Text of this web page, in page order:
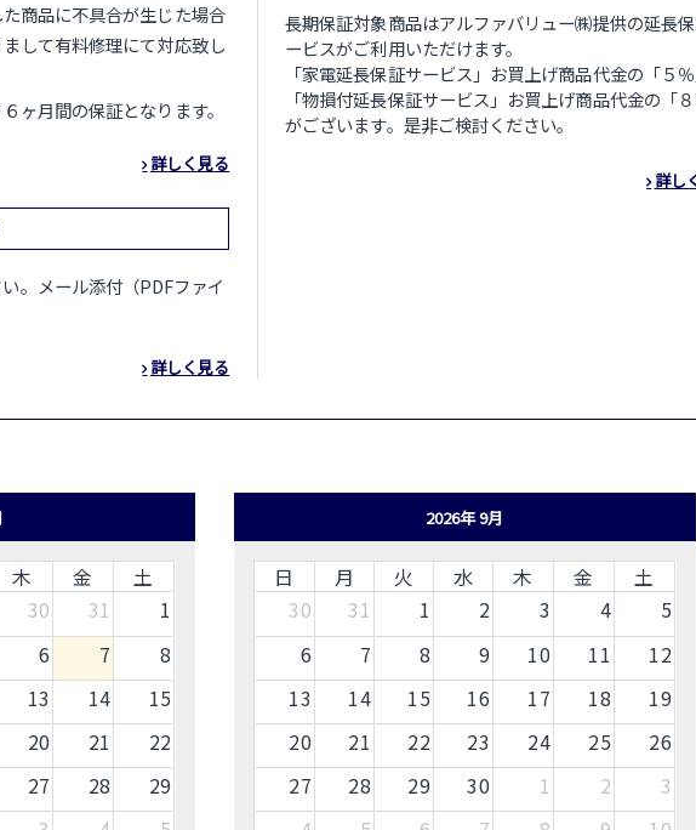
商品に不具合が生じた場合
して有料修理にて対応致し
ヶ月間の保証となります。
詳しく見る
。メール添付（PDFファイ
詳しく見る
長期保証対象商品はアルファバリュー㈱提供の延長
ービスがご利用いただけます。
「家電延長保証サービス」お買上げ商品代金の「５
「物損付延長保証サービス」お買上げ商品代金の「８
がございます。是非ご検討ください。
詳し
木 金
土
30 31
1
6 7
8
13 14
15
20 21
22
27 28
29
2026年 9月
日 月 火 水 木 金
土
30
31 1 2 3 4
5
6
7 8 9 10 11
12
13
14 15 16 17 18
19
20
21 22 23 24 25
26
27
28 29 30 1 2
3